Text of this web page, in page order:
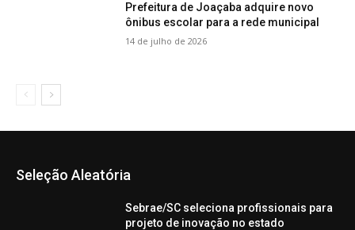
Prefeitura de Joaçaba adquire novo
ônibus escolar para a rede municipal
14 de julho de 2026
Seleção Aleatória
Sebrae/SC seleciona profissionais para
projeto de inovação no estado